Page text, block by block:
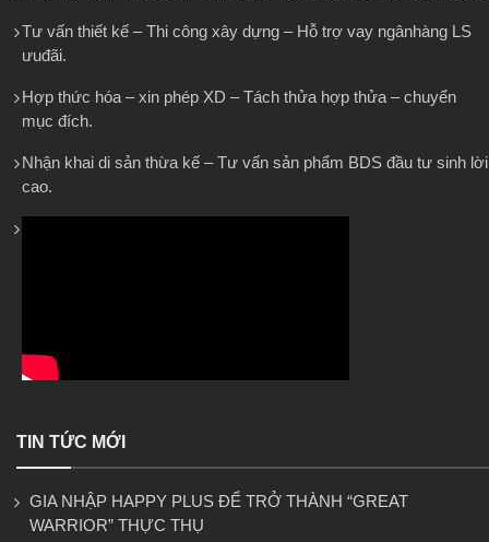
Tư vấn thiết kế – Thi công xây dựng – Hỗ trợ vay ngânhàng LS
ưuđãi.
Hợp thức hóa – xin phép XD – Tách thửa hợp thửa – chuyển
mục đích.
Nhận khai di sản thừa kế – Tư vấn sản phẩm BDS đầu tư sinh lời
cao.
TIN TỨC MỚI
GIA NHẬP HAPPY PLUS ĐỂ TRỞ THÀNH “GREAT
WARRIOR” THỰC THỤ